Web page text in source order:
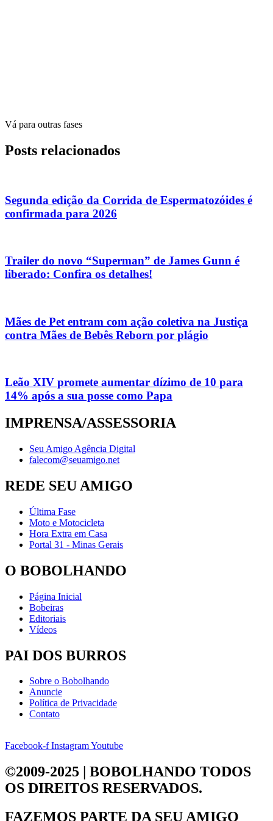
Vá para outras fases
Posts relacionados
Segunda edição da Corrida de Espermatozóides é
confirmada para 2026
Trailer do novo “Superman” de James Gunn é
liberado: Confira os detalhes!
Mães de Pet entram com ação coletiva na Justiça
contra Mães de Bebês Reborn por plágio
Leão XIV promete aumentar dízimo de 10 para
14% após a sua posse como Papa
IMPRENSA/ASSESSORIA
Seu Amigo Agência Digital
falecom@seuamigo.net
REDE SEU AMIGO
Última Fase
Moto e Motocicleta
Hora Extra em Casa
Portal 31 - Minas Gerais
O BOBOLHANDO
Página Inicial
Bobeiras
Editoriais
Vídeos
PAI DOS BURROS
Sobre o Bobolhando
Anuncie
Política de Privacidade
Contato
Facebook-f InstagramYoutube
©2009-2025 | BOBOLHANDO TODOS
OS DIREITOS RESERVADOS.
FAZEMOS PARTE DA SEU AMIGO